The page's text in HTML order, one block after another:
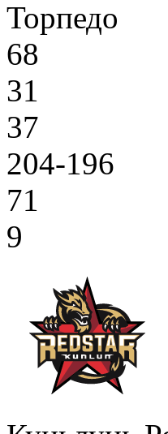
Торпедо
68
31
37
204-196
71
9